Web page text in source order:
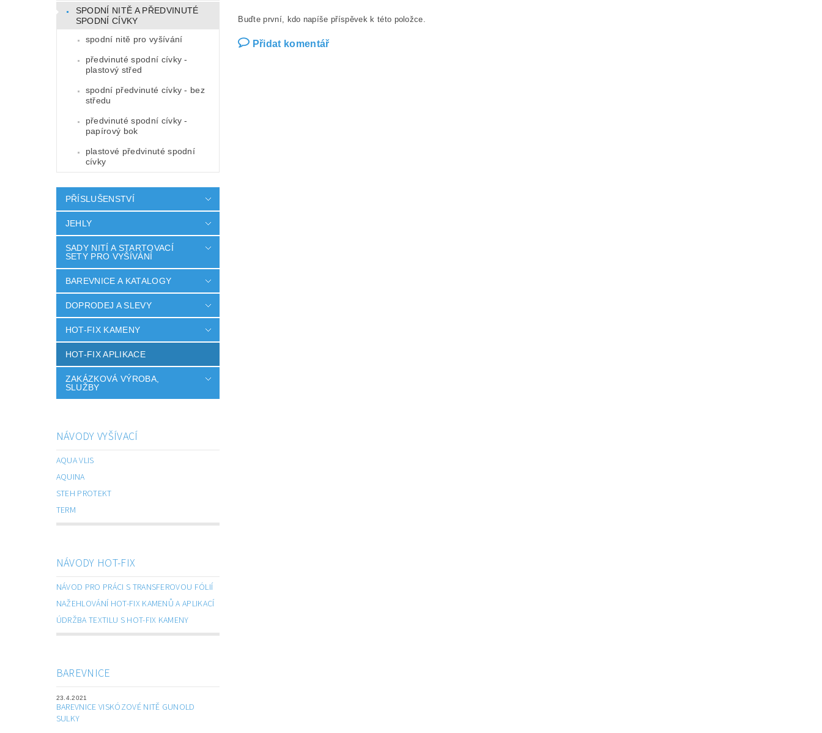
SPODNÍ NITĚ A PŘEDVINUTÉ
SPODNÍ CÍVKY
spodní nitě pro vyšívání
předvinuté spodní cívky -
plastový střed
spodní předvinuté cívky - bez
středu
předvinuté spodní cívky -
papírový bok
plastové předvinuté spodní
cívky
PŘÍSLUŠENSTVÍ
JEHLY
SADY NITÍ A STARTOVACÍ
SETY PRO VYŠÍVÁNÍ
BAREVNICE A KATALOGY
DOPRODEJ A SLEVY
HOT-FIX KAMENY
HOT-FIX APLIKACE
ZAKÁZKOVÁ VÝROBA,
SLUŽBY
NÁVODY VYŠÍVACÍ
AQUA VLIS
AQUINA
STEH PROTEKT
TERM
NÁVODY HOT-FIX
NÁVOD PRO PRÁCI S TRANSFEROVOU FÓLIÍ
NAŽEHLOVÁNÍ HOT-FIX KAMENŮ A APLIKACÍ
ÚDRŽBA TEXTILU S HOT-FIX KAMENY
BAREVNICE
23.4.2021
BAREVNICE VISKÓZOVÉ NITĚ GUNOLD
SULKY
Buďte první, kdo napíše příspěvek k této položce.
Přidat komentář